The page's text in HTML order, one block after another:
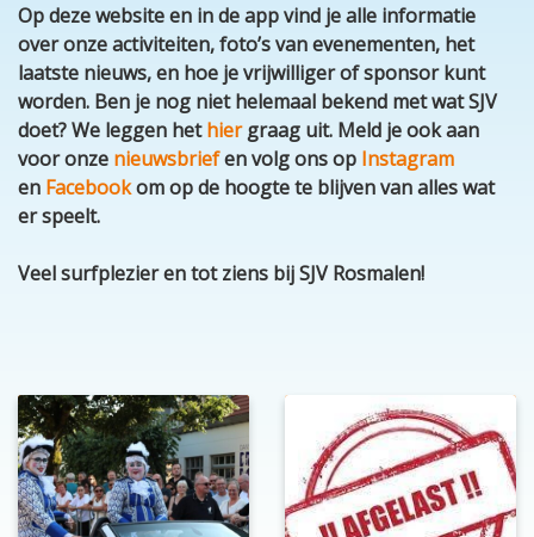
Op deze website en in de app vind je alle informatie
over onze activiteiten, foto’s van evenementen, het
laatste nieuws, en hoe je vrijwilliger of sponsor kunt
worden. Ben je nog niet helemaal bekend met wat SJV
doet? We leggen hethiergraag uit. Meld je ook aan
voor onze nieuwsbriefen volg ons op Instagram
en Facebookom op de hoogte te blijven van alles wat
er speelt.
Veel surfplezier en tot ziens bij SJV Rosmalen!